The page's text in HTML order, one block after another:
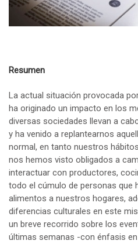
Resumen
La actual situación provocada
ha originado un impacto en los
diversas sociedades llevan a
y ha venido a replantearnos
normal, en tanto nuestros
nos hemos visto obligados a
interactuar con productores,
todo el cúmulo de personas que
alimentos a nuestros hogares,
diferencias culturales en este
un breve recorrido sobre los
últimas semanas -con énfasis